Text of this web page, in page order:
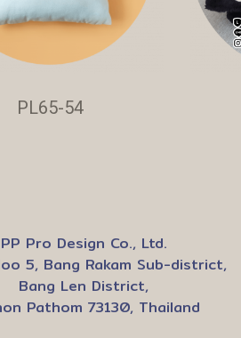
PL65-54
PP Pro Design Co., Ltd.
5, Bang Rakam Sub-district,
Bang Len District,
Pathom 73130, Thailand